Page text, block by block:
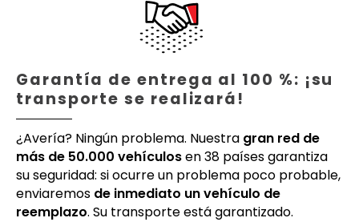
Garantía de entrega al 100 %: ¡su
transporte se realizará!
¿Avería? Ningún problema. Nuestra gran red de
más de 50.000 vehículosen 38 países garantiza
su seguridad: si ocurre un problema poco probable,
enviaremos de inmediato un vehículo de
reemplazo. Su transporte está garantizado.